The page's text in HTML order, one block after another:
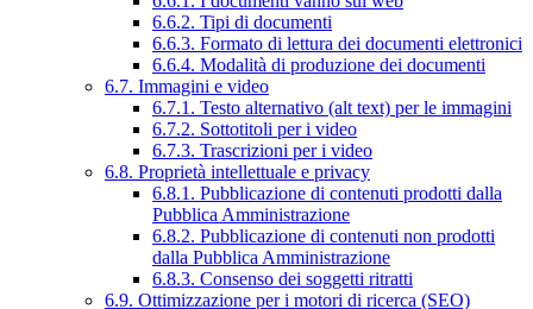
6.6.2. Tipi di documenti
6.6.3. Formato di lettura dei documenti elettronici
6.6.4. Modalità di produzione dei documenti
6.7. Immagini e video
6.7.1. Testo alternativo (alt text) per le immagini
6.7.2. Sottotitoli per i video
6.7.3. Trascrizioni per i video
6.8. Proprietà intellettuale e privacy
6.8.1. Pubblicazione di contenuti prodotti dalla
Pubblica Amministrazione
6.8.2. Pubblicazione di contenuti non prodotti
dalla Pubblica Amministrazione
6.8.3. Consenso dei soggetti ritratti
6.9. Ottimizzazione per i motori di ricerca (SEO)